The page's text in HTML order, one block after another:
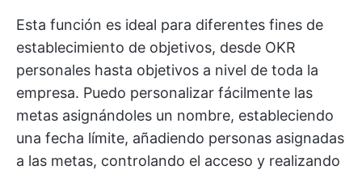
Esta función es ideal para diferentes fines de
establecimiento de objetivos, desde OKR
personales hasta objetivos a nivel de toda la
empresa. Puedo personalizar fácilmente las
metas asignándoles un nombre, estableciendo
una fecha límite, añadiendo personas asignadas
a las metas, controlando el acceso y realizando